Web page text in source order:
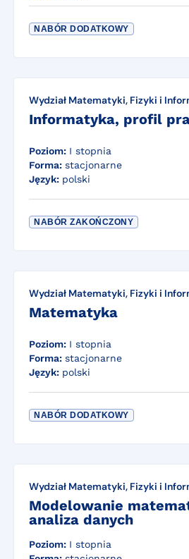
NABÓR DODATKOWY
Wydział Matematyki, Fizyki i
Informatyka, profil
Poziom: I stopnia
Forma: stacjonarne
Język: polski
NABÓR ZAKOŃCZONY
Wydział Matematyki, Fizyki i
Matematyka
Poziom: I stopnia
Forma: stacjonarne
Język: polski
NABÓR DODATKOWY
Wydział Matematyki, Fizyki i
Modelowanie
analiza danych
Poziom: I stopnia